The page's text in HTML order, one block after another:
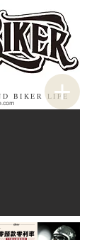
BIKER LIFE